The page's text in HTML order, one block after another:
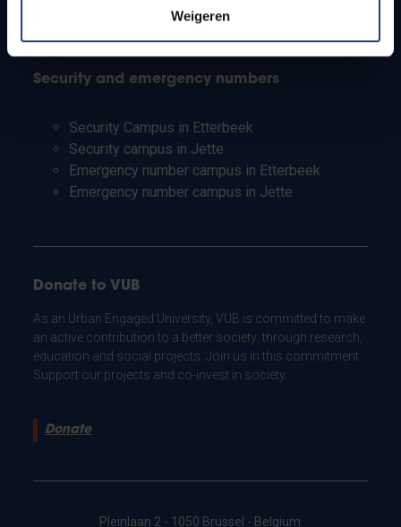
Weigeren
Working students
Security and emergency numbers
Security Campus in Etterbeek
Security campus in Jette
Emergency number campus in Etterbeek
Emergency number campus in Jette
Donate to VUB
As an Urban Engaged University, VUB is committed to make
an active contribution to a better society: through research,
education and social projects. Join us in this commitment.
Support our projects and co-invest in society.
Donate
Pleinlaan 2 - 1050 Brussel - Belgium